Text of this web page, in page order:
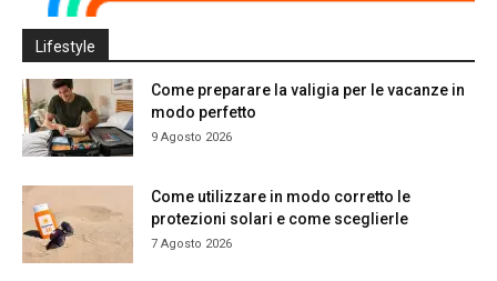
Lifestyle
Come preparare la valigia per le vacanze in
modo perfetto
9 Agosto 2026
Come utilizzare in modo corretto le
protezioni solari e come sceglierle
7 Agosto 2026